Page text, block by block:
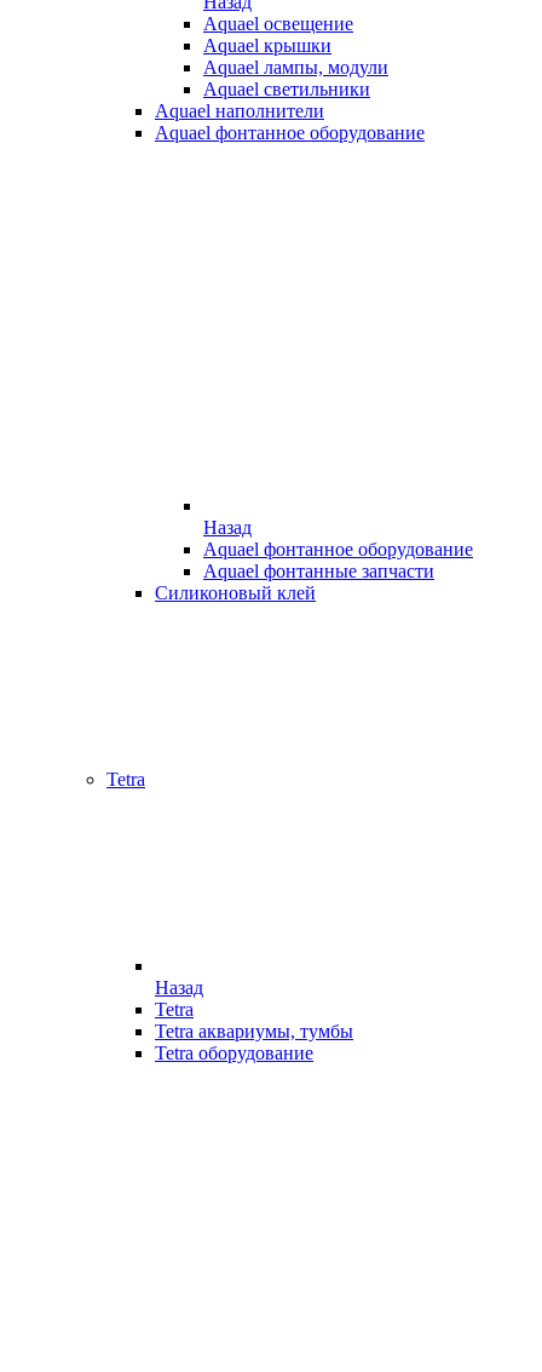
Aquael освещение
Aquael крышки
Aquael лампы, модули
Aquael светильники
Aquael наполнители
Aquael фонтанное оборудование
Назад
Aquael фонтанное оборудование
Aquael фонтанные запчасти
Силиконовый клей
Tetra
Назад
Tetra
Tetra аквариумы, тумбы
Tetra оборудование